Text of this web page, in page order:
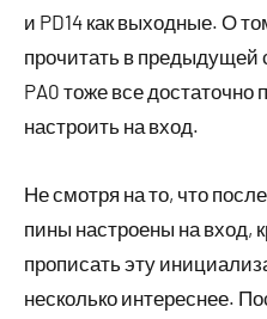
и PD14 как выходные. О
прочитать в предыдущей
PA0 тоже все достаточно
настроить на вход.
Не смотря на то, что
пины настроены на вход,
прописать эту
несколько интереснее.